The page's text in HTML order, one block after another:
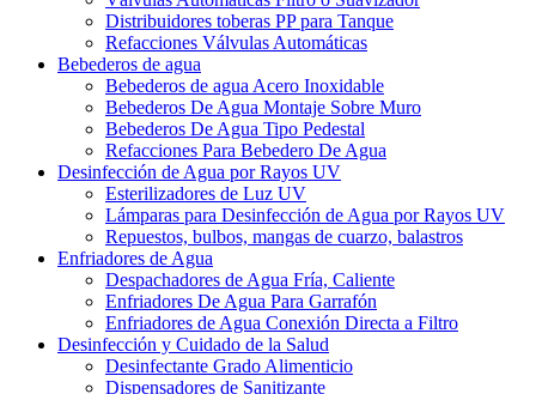
Distribuidores toberas PP para Tanque
Refacciones Válvulas Automáticas
Bebederos de agua
Bebederos de agua Acero Inoxidable
Bebederos De Agua Montaje Sobre Muro
Bebederos De Agua Tipo Pedestal
Refacciones Para Bebedero De Agua
Desinfección de Agua por Rayos UV
Esterilizadores de Luz UV
Lámparas para Desinfección de Agua por Rayos UV
Repuestos, bulbos, mangas de cuarzo, balastros
Enfriadores de Agua
Despachadores de Agua Fría, Caliente
Enfriadores De Agua Para Garrafón
Enfriadores de Agua Conexión Directa a Filtro
Desinfección y Cuidado de la Salud
Desinfectante Grado Alimenticio
Dispensadores de Sanitizante